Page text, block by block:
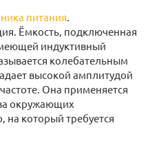
питания
Ёмкость, подключенная
индуктивный
колебательным
высокой амплитудой
Она применяется
окружающих
на который требуется